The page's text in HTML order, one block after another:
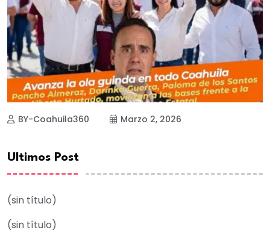
BY-Coahuila360 Marzo 2, 2026
Ultimos Post
(sin título)
(sin título)